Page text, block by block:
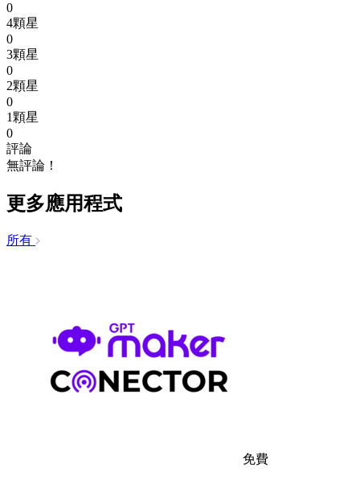
0
4顆星
0
3顆星
0
2顆星
0
1顆星
0
評論
無評論！
更多應用程式
所有
免費